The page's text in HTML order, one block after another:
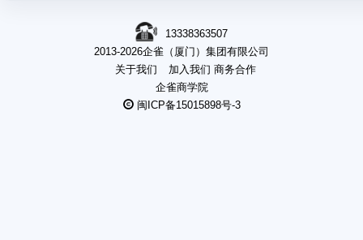
13338363507
2013-2026企雀（厦门）集团有限公司
关于我们
加入我们 商务合作
企雀商学院
闽ICP备15015898号-3